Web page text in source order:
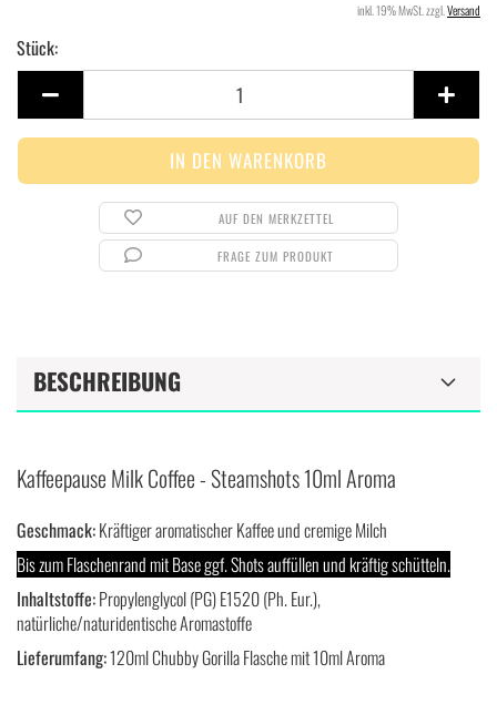
inkl. 19% MwSt. zzgl. Versand
Stück:
Stück
AUF DEN MERKZETTEL
FRAGE ZUM PRODUKT
BESCHREIBUNG
Kaffeepause Milk Coffee - Steamshots 10ml Aroma
Geschmack:Kräftiger aromatischer Kaffee und cremige Milch
Bis zum Flaschenrand mit Base ggf. Shots auffüllen und kräftig schütteln.
Inhaltstoffe:Propylenglycol (PG) E1520 (Ph. Eur.),
natürliche/naturidentische Aromastoffe
Lieferumfang:120ml Chubby Gorilla Flasche mit 10ml Aroma